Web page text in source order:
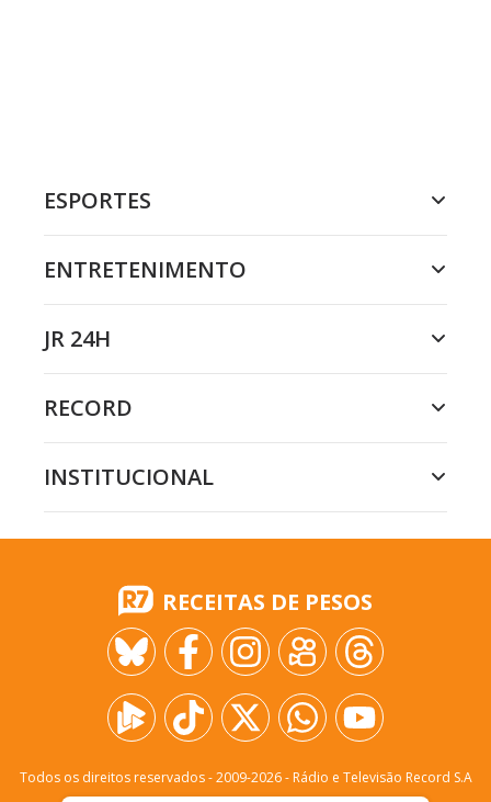
ESPORTES
ENTRETENIMENTO
JR 24H
RECORD
INSTITUCIONAL
RECEITAS DE PESOS
Todos os direitos reservados - 2009-2026- Rádio e Televisão Record S.A